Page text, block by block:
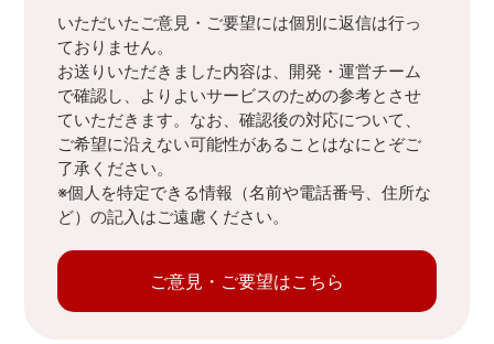
いただいたご意見・ご要望には個別に返信は行っ
ておりません。
お送りいただきました内容は、開発・運営チーム
で確認し、よりよいサービスのための参考とさせ
ていただきます。なお、確認後の対応について、
ご希望に沿えない可能性があることはなにとぞご
了承ください。
※個人を特定できる情報（名前や電話番号、住所な
ど）の記入はご遠慮ください。
ご意見・ご要望はこちら